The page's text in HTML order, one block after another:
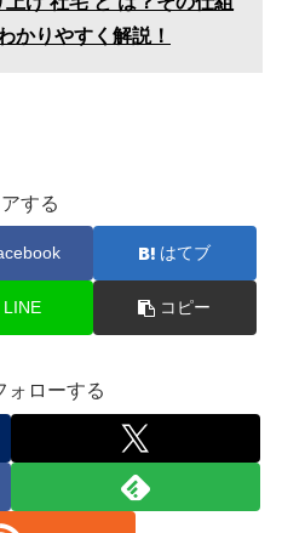
かりやすく解説！
する
はてブ
LINE コピー
ォローする